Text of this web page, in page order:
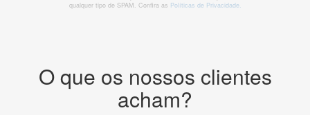
qualquer tipo de SPAM. Confira as Políticas de Privacidade.
O que os nossos clientes
acham?